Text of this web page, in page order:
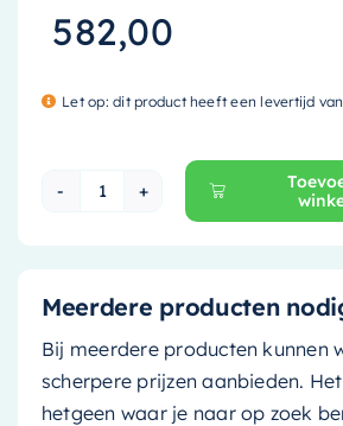
582,00
Let op: dit product heeft een levertijd
Mondiaz Waskom Coss -
Meerdere producten
Bij meerdere producten kunnen
scherpere prijzen aanbieden.
hetgeen waar je naar op zoek